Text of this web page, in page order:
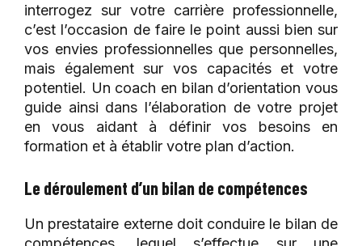
interrogez sur votre carrière professionnelle,
c’est l’occasion de faire le point aussi bien sur
vos envies professionnelles que personnelles,
mais également sur vos capacités et votre
potentiel. Un coach en bilan d’orientation vous
guide ainsi dans l’élaboration de votre projet
en vous aidant à définir vos besoins en
formation et à établir votre plan d’action.
Le déroulement d’un bilan de compétences
Un prestataire externe doit conduire le bilan de